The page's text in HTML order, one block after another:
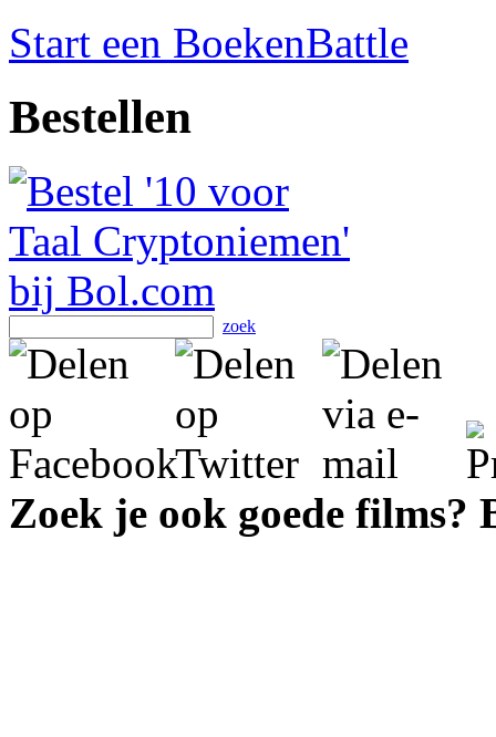
Start een BoekenBattle
Bestellen
zoek
Zoek je ook goede films?